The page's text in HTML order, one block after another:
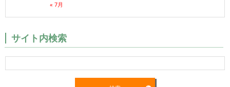
« 7月
サイト内検索